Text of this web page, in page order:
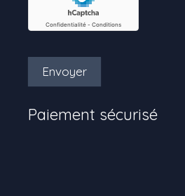
Envoyer
Paiement sécurisé